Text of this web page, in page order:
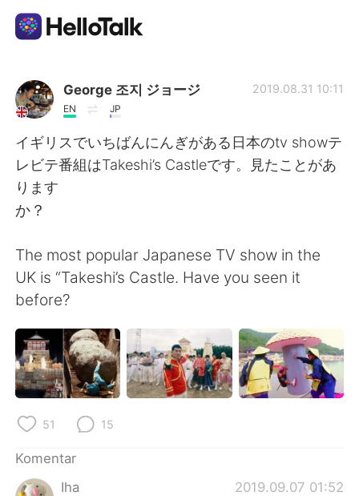
Aplikasi Pertukaran Bahasa
AI Grammar Checker
Indonesia
繁體中文 Español
Deutsch 日本語
Türkçe
George 조지 ジョージ
EN JP
2019.08.31 10:11
イギリスでいちばんにんぎがある日本のtv showテ
レビテ番組はTakeshi’s Castleです。見たことがあ
ります
か？
The most popular Japanese TV show in the
UK is “Takeshi’s Castle. Have you seen it
before?
51 15
Komentar
Iha
2019.09.07 01:52